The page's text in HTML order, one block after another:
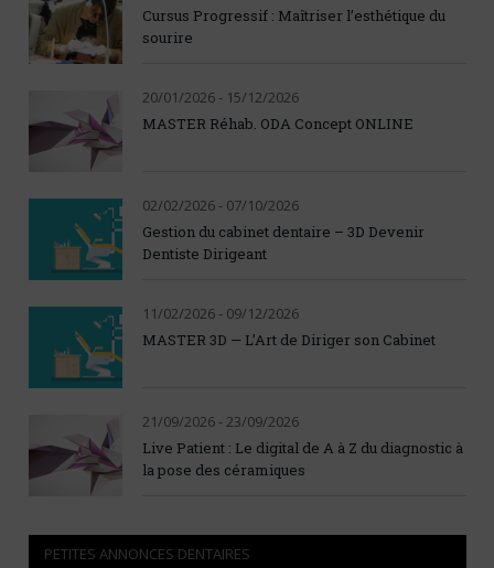
Cursus Progressif : Maîtriser l’esthétique du
sourire
20/01/2026 - 15/12/2026
MASTER Réhab. ODA Concept ONLINE
02/02/2026 - 07/10/2026
Gestion du cabinet dentaire – 3D Devenir
Dentiste Dirigeant
11/02/2026 - 09/12/2026
MASTER 3D — L’Art de Diriger son Cabinet
21/09/2026 - 23/09/2026
Live Patient : Le digital de A à Z du diagnostic à
la pose des céramiques
PETITES ANNONCES DENTAIRES